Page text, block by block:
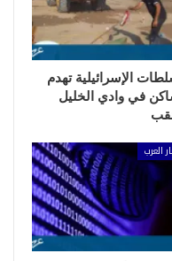
الإسرائيلية تهدم
في وادي الخليل
العرب